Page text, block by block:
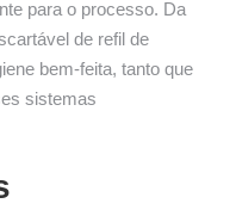
para o processo. Da
de refil de
bem-feita, tanto que
sistemas